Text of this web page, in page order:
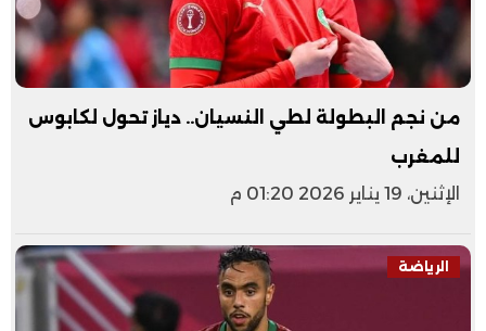
من نجم البطولة لطي النسيان.. دياز تحول لكابوس
للمغرب
الإثنين، 19 يناير 2026 01:20 م
الرياضة